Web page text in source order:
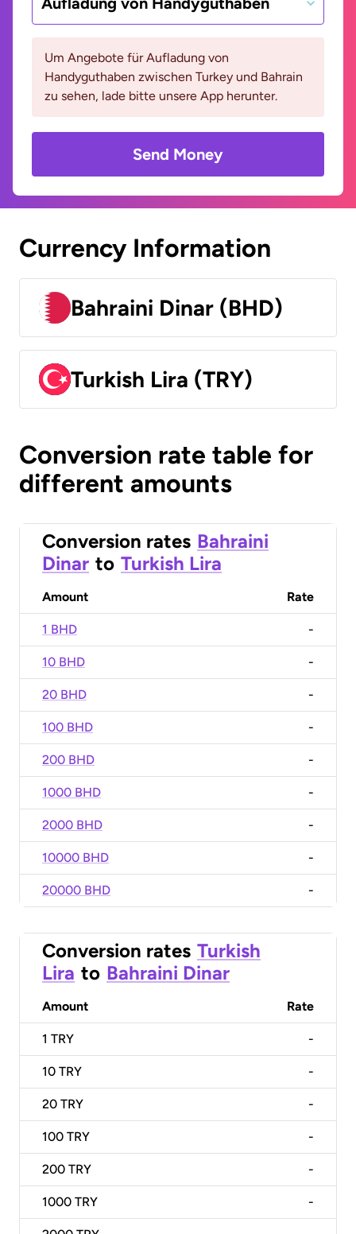
Um Angebote für Aufladung von
Handyguthaben zwischen Turkey und Bahrain
zu sehen, lade bitte unsere App herunter.
Send Money
Currency Information
Bahraini Dinar (BHD)
Turkish Lira (TRY)
Conversion rate table for
different amounts
Conversion rates Bahraini
Dinar to Turkish Lira
Amount Rate
1 BHD -
10 BHD -
20 BHD -
100 BHD -
200 BHD -
1000 BHD -
2000 BHD -
10000 BHD -
20000 BHD -
Conversion rates Turkish
Lira to Bahraini Dinar
Amount Rate
1 TRY -
10 TRY -
20 TRY -
100 TRY -
200 TRY -
1000 TRY -